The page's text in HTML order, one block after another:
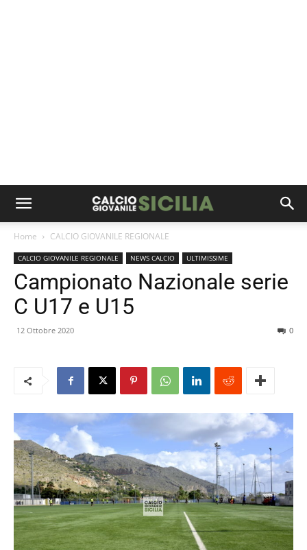
Home CALCIO GIOVANILE REGIONALE
CALCIO GIOVANILE REGIONALE NEWS CALCIO ULTIMISSIME
Campionato Nazionale serie
C U17 e U15
12 Ottobre 2020 0